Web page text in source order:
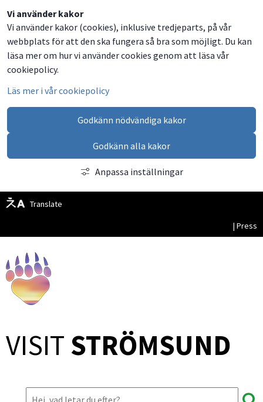
Vi använder kakor
Vi använder kakor (cookies), inklusive tredjeparts, på vår
webbplats för att den ska fungera så bra som möjligt. Du kan
läsa mer om hur vi använder cookies genom att läsa vår
cookiepolicy.
Läs mer i vår cookiepolicy
Godkänn nödvändiga kakor
Godkänn alla kakor
Anpassa inställningar
Translate
| Press
VISIT STRÖMSUND
Dela
på
Facebook
Dela
på
Twitter
Dela
på
LinkedIn
Dela
via
email
Besök
oss
på
Facebook